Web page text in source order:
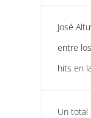
José
entre
hits en
Un total